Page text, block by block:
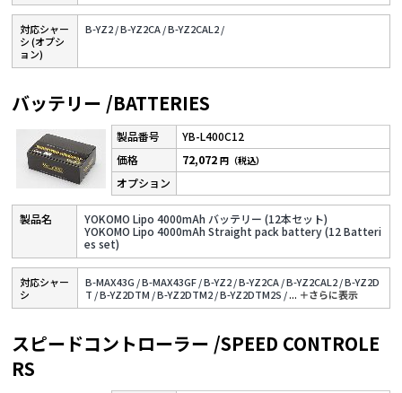
対応シャー
シ (オプシ
ョン)
B-YZ2 /B-YZ2CA /B-YZ2CAL2 /
バッテリー /BATTERIES
YB-L400C12
YOKOMO Lipo 4000mAh バッテリー (12本セット)
YOKOMO Lipo 4000mAh Straight pack battery (12 Batteri
es set)
72,072円（税込）
対応シャー
シ
B-MAX43G /B-MAX43GF /B-YZ2 /B-YZ2CA /B-YZ2CAL2 /B-YZ2D
T /B-YZ2DTM /B-YZ2DTM2 /B-YZ2DTM2S /... ＋さらに表⽰
スピードコントローラー /SPEED CONTROLE
RS